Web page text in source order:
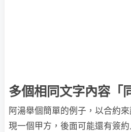
多個相同文字內容「
阿湯舉個簡單的例子，以合約
現一個甲方，後面可能還有簽